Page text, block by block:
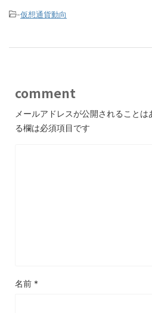
-仮想通貨動向
comment
メールアドレスが公開されることは
る欄は必須項目です
名前 *